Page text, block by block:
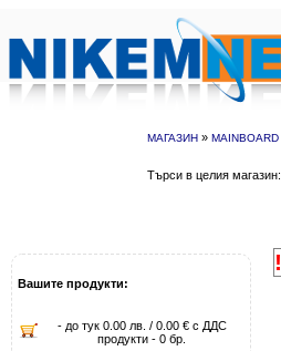
МАГАЗИН » MAINBOARD
Търси в целия магазин:
Вашите продукти:
- до тук 0.00 лв. / 0.00 € с ДДС
продукти - 0 бр.
!